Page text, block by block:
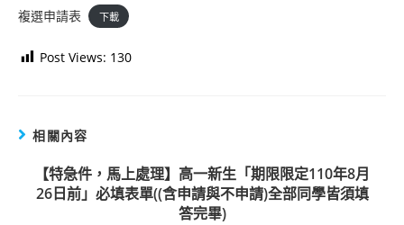
複選申請表 下載
Post Views: 130
相關內容
【特急件，馬上處理】高一新生「期限限定110年8月
26日前」必填表單((含申請與不申請)全部同學皆須填
答完畢)